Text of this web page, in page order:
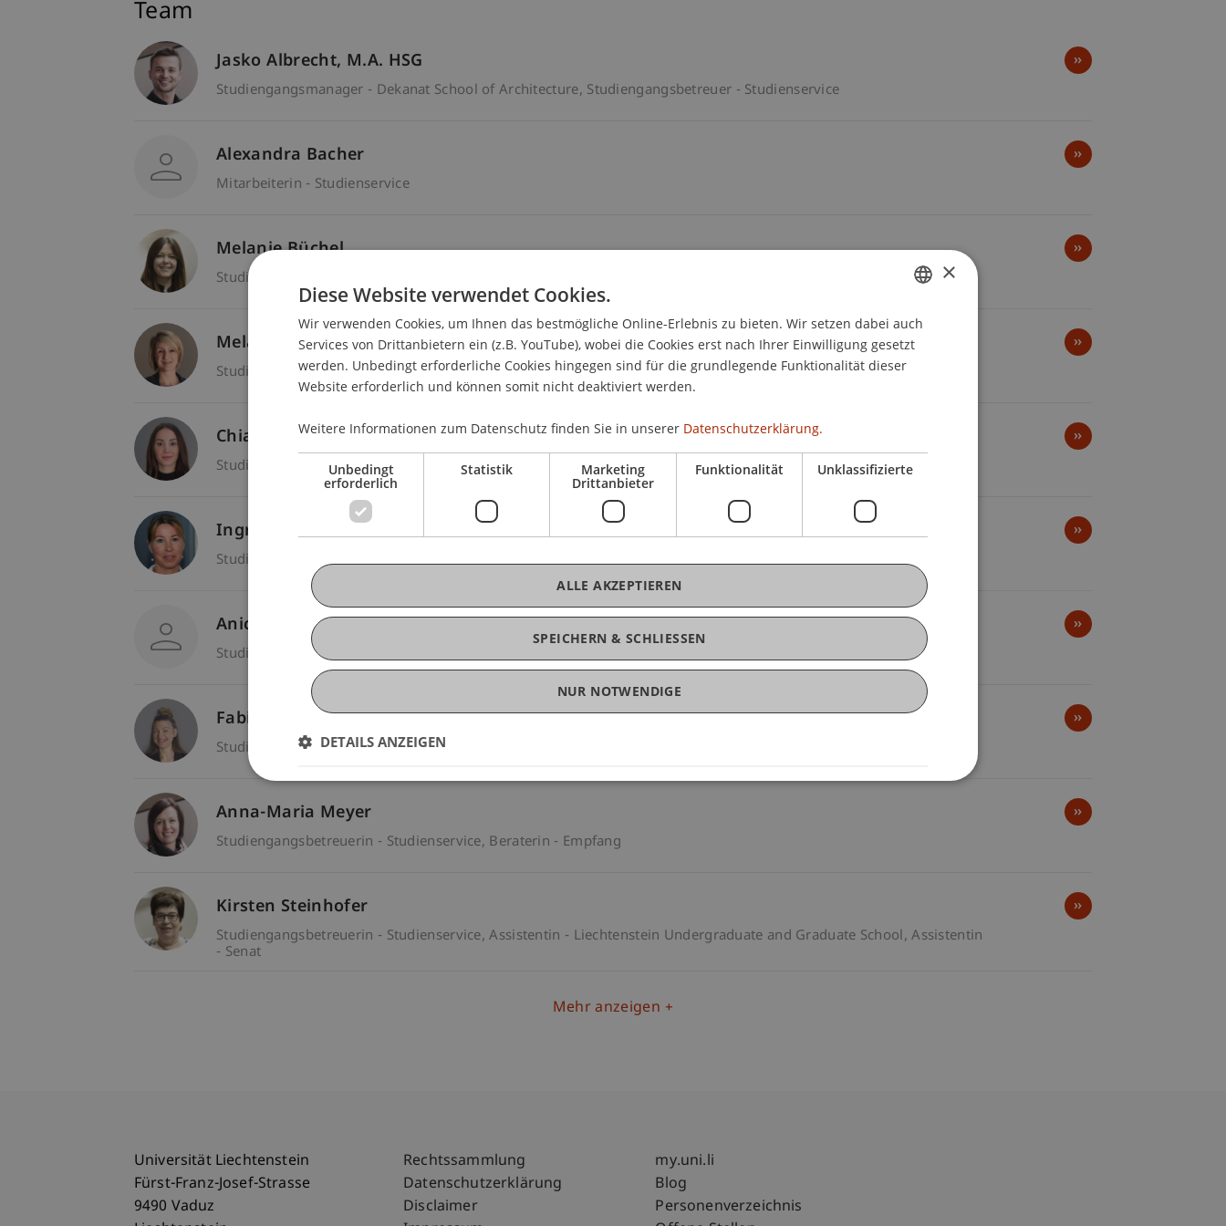
Team
JaskoAlbrecht M.A. HSG
Studiengangsmanager - Dekanat School of Architecture Studiengangsbetreuer - Studienservice
Alexandra Bacher
Mitarbeiterin - Studienservice
Melanie Büchel
Studiengangsbetreuerin - Studienservice
Melanie Frommelt
Studiengangsbetreuerin - Studienservice
Chiara Gurschler
Studiengangsbetreuerin - Studienservice
Ingrid Hefel-Gau
Studiengangsbetreuerin - Studienservice
Anica Hofstetter
Studiengangsbetreuerin - Studienservice
Fabienne Knauss B.A.
Studiengangsbetreuerin - Studienservice
Anna-Maria Meyer
Studiengangsbetreuerin - Studienservice Beraterin - Empfang
Kirsten Steinhofer
Studiengangsbetreuerin - Studienservice Assistentin - Liechtenstein Undergraduate and Graduate School Assistentin
- Senat
Mehr anzeigen
Universität Liechtenstein
Fürst-Franz-Josef-Strasse
9490 Vaduz
Fußzeile Rechtliche Hinweise
Rechtssammlung
Datenschutzerklärung
Disclaimer
Fußzeile Subdomain-Verzeichnis
my.uni.li
Blog
Personenverzeichnis
GERMAN
ENGLISH
×
Diese Website verwendet Cookies.
Wir verwenden Cookies, um Ihnen das bestmögliche Online-Erlebnis zu bieten. Wir setzen dabei auch
Services von Drittanbietern ein (z.B. YouTube), wobei die Cookies erst nach Ihrer Einwilligung gesetzt
werden. Unbedingt erforderliche Cookies hingegen sind für die grundlegende Funktionalität dieser
Website erforderlich und können somit nicht deaktiviert werden.
Weitere Informationen zum Datenschutz finden Sie in unserer Datenschutzerklärung.
Unbedingt
erforderlich
Statistik Marketing
Drittanbieter
Funktionalität Unklassifizierte
SPEICHERN & SCHLIESSEN
ALLE AKZEPTIEREN
NUR NOTWENDIGE
DETAILS ANZEIGEN